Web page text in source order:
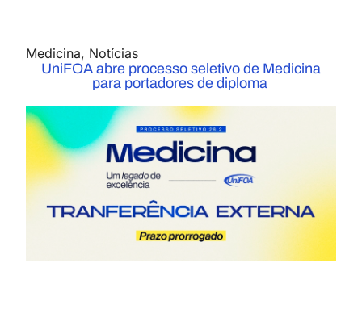
Medicina, Notícias
UniFOA abre processo seletivo de Medicina
para portadores de diploma